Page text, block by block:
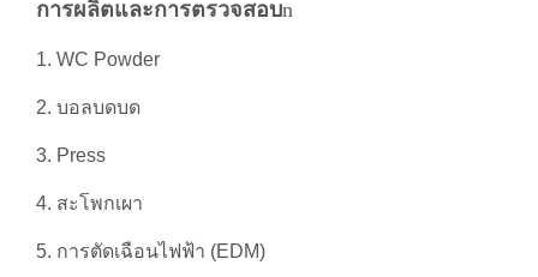
การผลิตและการตรวจสอบn
1. WC Powder
2. บอลบดบด
3. Press
4. สะโพกเผา
5. การตัดเฉือนไฟฟ้า (EDM)